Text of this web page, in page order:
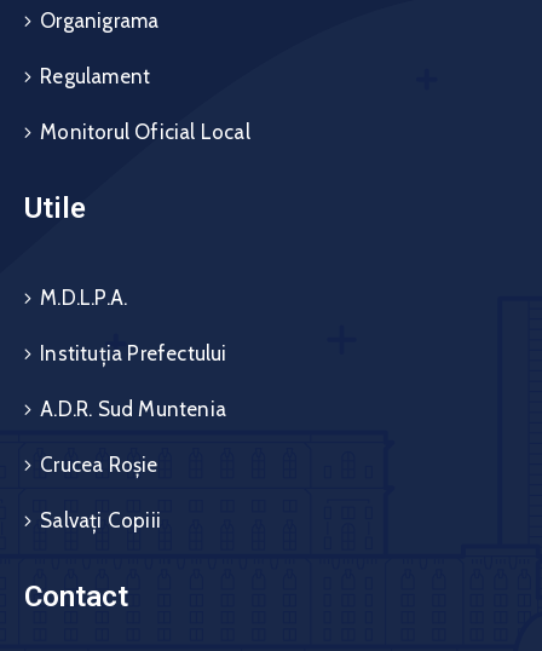
Organigrama
Regulament
Monitorul Oficial Local
Utile
M.D.L.P.A.
Instituția Prefectului
A.D.R. Sud Muntenia
Crucea Roșie
Salvați Copiii
Contact